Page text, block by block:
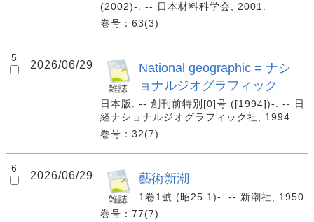
(2002)-. -- 日本材料科学会, 2001.
巻号：63(3)
5
2026/06/29
National geographic = ナシ
ョナルジオグラフィック
日本版. -- 創刊前特別[0]号 ([1994])-. -- 日
経ナショナルジオグラフィック社, 1994.
巻号：32(7)
6
2026/06/29 藝術新潮
1卷1號 (昭25.1)-. -- 新潮社, 1950.
巻号：77(7)